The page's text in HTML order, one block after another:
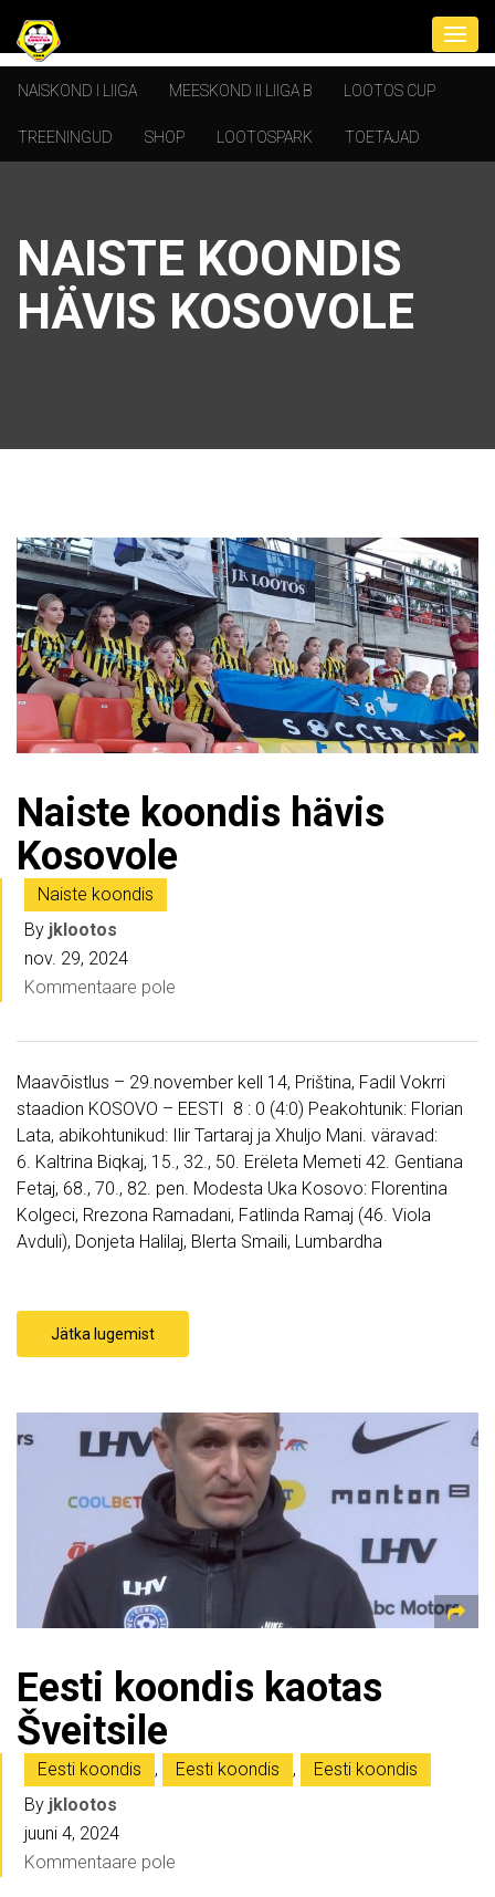
NAISKOND I LIIGA MEESKOND II LIIGA B LOOTOS CUP
TREENINGUD SHOP LOOTOSPARK TOETAJAD
NAISTE KOONDIS
HÄVIS KOSOVOLE
Naiste koondis hävis
Kosovole
Naiste koondis
By jklootos
nov. 29, 2024
Kommentaare pole
Maavõistlus – 29.november kell 14, Priština, Fadil Vokrri
staadion KOSOVO – EESTI 8 : 0 (4:0) Peakohtunik: Florian
Lata, abikohtunikud: Ilir Tartaraj ja Xhuljo Mani. väravad:
6. Kaltrina Biqkaj, 15., 32., 50. Erëleta Memeti 42. Gentiana
Fetaj, 68., 70., 82. pen. Modesta Uka Kosovo: Florentina
Kolgeci, Rrezona Ramadani, Fatlinda Ramaj (46. Viola
Avduli), Donjeta Halilaj, Blerta Smaili, Lumbardha
Jätka lugemist
Eesti koondis kaotas
Šveitsile
Eesti koondis , Eesti koondis ,
Eesti koondis
By jklootos
juuni 4, 2024
Kommentaare pole